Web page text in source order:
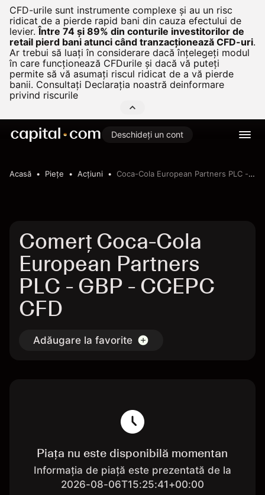
CFD-urile sunt instrumente complexe și au un risc
ridicat de a pierde rapid bani din cauza efectului de
levier. Între 74 și 89% din conturile investitorilor de
retail pierd bani atunci când tranzacționează CFD-uri.
Ar trebui să luați în considerare dacă înțelegeți modul
în care funcționează CFDurile și dacă vă puteți
permite să vă asumați riscul ridicat de a vă pierde
banii. Consultați Declarația noastră deinformare
privind riscurile
Deschideți un cont
Acasă Pieţe Acțiuni Coca-Cola European Partners PLC - GBP
Comerț Coca-Cola
European Partners
PLC - GBP - CCEPC
CFD
Adăugare la favorite
Piața nu este disponibilă momentan
Informația de piață este prezentată de la
2026-08-06T15:25:41+00:00